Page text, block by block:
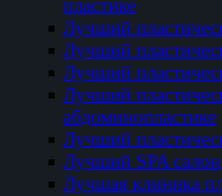
пластике
Лучший
Лучший
Лучший
Лучший
абдоминопластике
Лучший
Лучший SPA салон
Лучшая клиника